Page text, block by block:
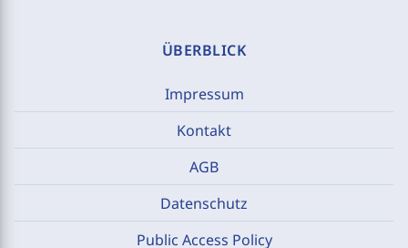
ÜBERBLICK
Impressum
Kontakt
AGB
Datenschutz
Public Access Policy